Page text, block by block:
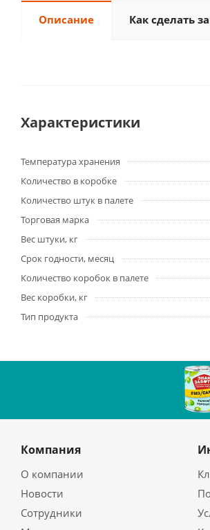
Описание Как сделать
Характеристики
Температура хранения
Количество в коробке
Количество штук в палете
Торговая марка
Вес штуки, кг
Срок годности, месяц
Количество коробок в палете
Вес коробки, кг
Тип продукта
Компания
О компании
Новости
Сотрудники